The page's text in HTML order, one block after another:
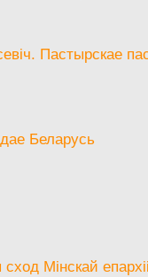
Пастырскае
Беларусь
Мінскай